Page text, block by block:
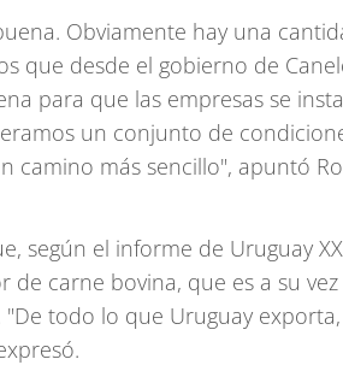
Obviamente hay una
que desde el gobierno de
para que las empresas se
un conjunto de
camino más sencillo", apuntó
según el informe de Uruguay
de carne bovina, que es a su
todo lo que Uruguay